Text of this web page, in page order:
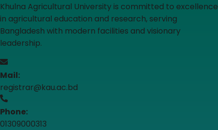
Khulna Agricultural University is committed to excellence
in agricultural education and research, serving
Bangladesh with modern facilities and visionary
leadership.
Mail:
registrar@kau.ac.bd
Phone:
01309000313